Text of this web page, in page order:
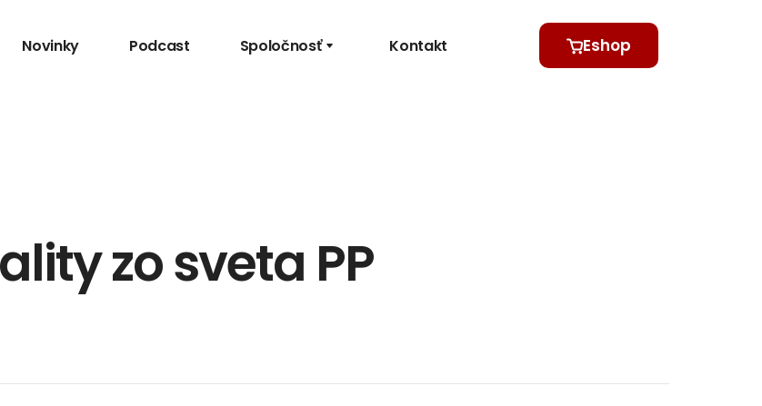
Novinky Podcast Spoločnosť Kontakt Eshop
zo sveta PP